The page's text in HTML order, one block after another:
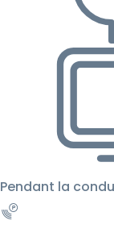
Pendant la